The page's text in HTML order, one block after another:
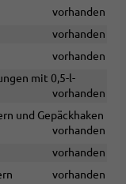
vorhanden
vorhanden
vorhanden
mit 0,5-l-
vorhanden
und Gepäckhaken
vorhanden
vorhanden
vorhanden